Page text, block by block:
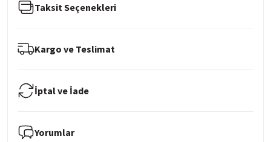
Taksit Seçenekleri
Kargo ve Teslimat
İptal ve İade
Yorumlar